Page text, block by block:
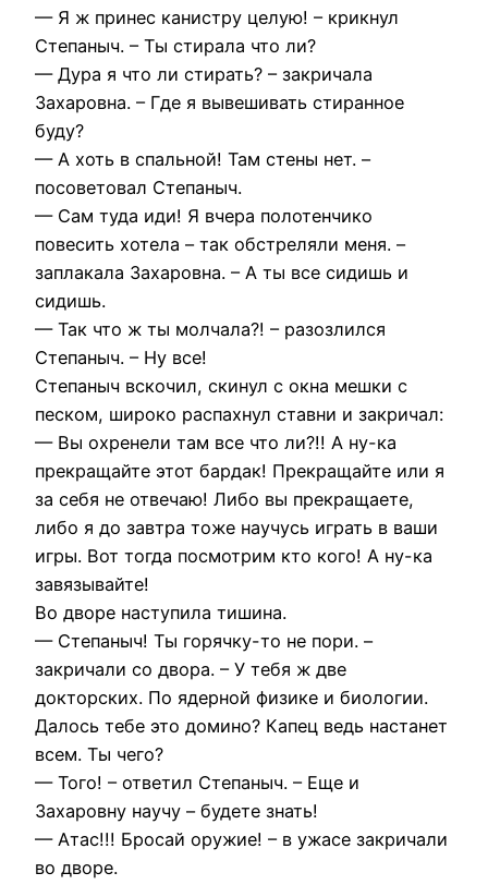
— Я ж принес канистру целую! – крикнул
Степаныч. – Ты стирала что ли?
— Дура я что ли стирать? – закричала
Захаровна. – Где я вывешивать стиранное
буду?
— А хоть в спальной! Там стены нет. –
посоветовал Степаныч.
— Сам туда иди! Я вчера полотенчико
повесить хотела – так обстреляли меня. –
заплакала Захаровна. – А ты все сидишь и
сидишь.
— Так что ж ты молчала?! – разозлился
Степаныч. – Ну все!
Степаныч вскочил, скинул с окна мешки с
песком, широко распахнул ставни и закричал:
— Вы охренели там все что ли?!! А ну-ка
прекращайте этот бардак! Прекращайте или я
за себя не отвечаю! Либо вы прекращаете,
либо я до завтра тоже научусь играть в ваши
игры. Вот тогда посмотрим кто кого! А ну-ка
завязывайте!
Во дворе наступила тишина.
— Степаныч! Ты горячку-то не пори. –
закричали со двора. – У тебя ж две
докторских. По ядерной физике и биологии.
Далось тебе это домино? Капец ведь настанет
всем. Ты чего?
— Того! – ответил Степаныч. – Еще и
Захаровну научу – будете знать!
— Атас!!! Бросай оружие! – в ужасе закричали
во дворе.